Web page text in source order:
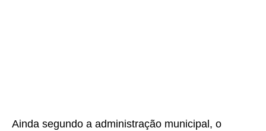
Ainda segundo a administração municipal, o